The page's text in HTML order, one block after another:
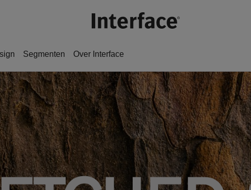
Segmenten Over Interface​